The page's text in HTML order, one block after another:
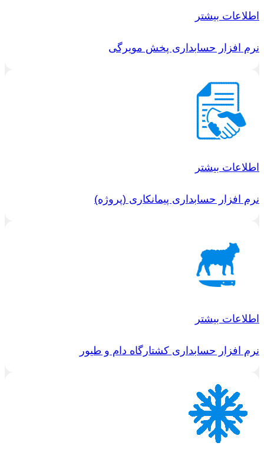
اطلاعات بیشتر
نرم افزار حسابداری پخش مویرگی
اطلاعات بیشتر
نرم افزار حسابداری پیمانکاری (پروژه)
اطلاعات بیشتر
نرم افزار حسابداری کشتارگاه دام و طیور